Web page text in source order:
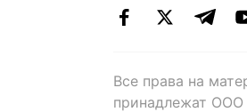
Все права на
принадлежат